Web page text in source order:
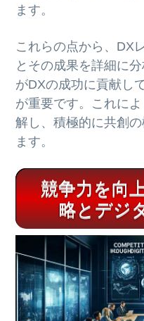
ます。
これらの点から、DX
とその成果を詳細に
がDXの成功に貢献し
が重要です。これに
解し、積極的に共創
ます。
競争力を向
略とデジ